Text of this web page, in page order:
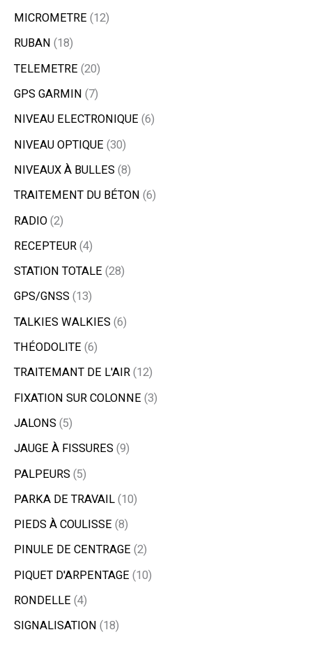
MICROMETRE 12
RUBAN
18
TELEMETRE 20
GPS GARMIN 7
NIVEAU ELECTRONIQUE 6
NIVEAU OPTIQUE 30
NIVEAUX À BULLES 8
TRAITEMENT DU BÉTON
6
RADIO 2
RECEPTEUR 4
STATION TOTALE 28
GPS/GNSS 13
TALKIES WALKIES 6
THÉODOLITE 6
TRAITEMANT DE L'AIR 12
FIXATION SUR COLONNE 3
JALONS 5
JAUGE À FISSURES 9
PALPEURS 5
PARKA DE TRAVAIL 10
PIEDS À COULISSE 8
PINULE DE CENTRAGE 2
PIQUET D'ARPENTAGE 10
RONDELLE 4
SIGNALISATION
18